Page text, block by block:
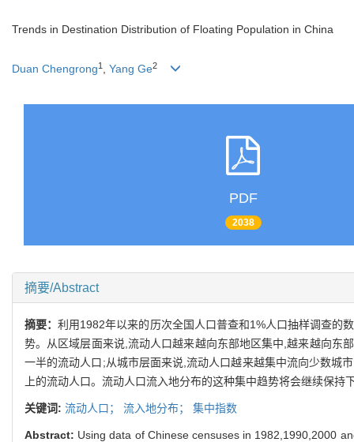
Trends in Destination Distribution of Floating Population in China
Duan Chengrong1 Yang Ge2
PDF
2038
摘要/Abstract
摘要：利用1982年以来的历次全国人口普查和1%人口抽样调查的
势。从区域层面来说,流动人口越来越向东部地区集中,越来越向东
一半的流动人口;从城市层面来说,流动人口越来越集中流向少数城
上的流动人口。流动人口流入地分布的这种集中趋势将会继续保
关键词: 流动人口； 流入地分布； 集中指数
Abstract: Using data of Chinese censuses in 1982,1990,2000